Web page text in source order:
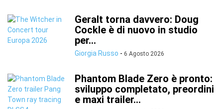
Geralt torna davvero: Doug
Cockle è di nuovo in studio
per...
Giorgia Russo - 6 Agosto 2026
Phantom Blade Zero è pronto:
sviluppo completato, preordini
e maxi trailer...